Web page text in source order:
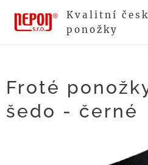
Kvalitní
ponožky
Froté
šedo - černé